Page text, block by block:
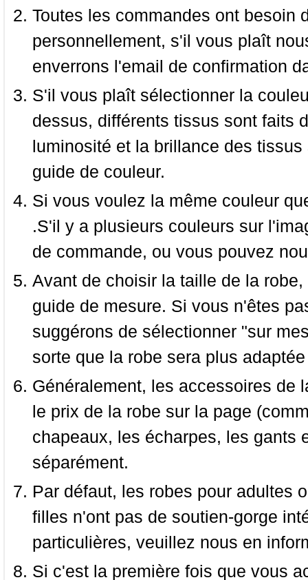
Toutes les commandes ont besoin
personnellement, s'il vous plaît
enverrons l'email de confirmation
S'il vous plaît sélectionner la
dessus, différents tissus sont faits
luminosité et la brillance des
guide de couleur.
Si vous voulez la même couleur
.S'il y a plusieurs couleurs sur
de commande, ou vous pouvez
Avant de choisir la taille de la
guide de mesure. Si vous n'êtes
suggérons de sélectionner "sur
sorte que la robe sera plus
Généralement, les accessoires de
le prix de la robe sur la page
chapeaux, les écharpes, les gants
séparément.
Par défaut, les robes pour adultes
filles n'ont pas de soutien-gorge
particulières, veuillez nous en
Si c'est la première fois que vous